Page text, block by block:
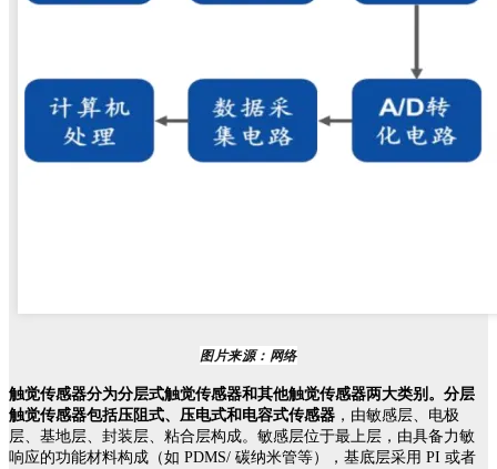
图片来源：网络
触觉传感器分为分层式触觉传感器和其他触觉传感器两大类别。分层
触觉传感器包括压阻式、压电式和电容式传感器 ，由敏感层、电极
层、基地层、封装层、粘合层构成。敏感层位于最上层，由具备力敏
响应的功能材料构成（如 PDMS/ 碳纳米管等），基底层采用 PI 或者